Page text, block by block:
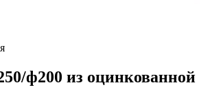
ф200 из оцинкованной